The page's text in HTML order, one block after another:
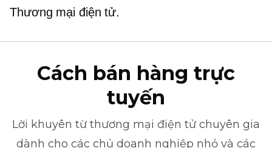
Thương mại điện tử.
Cách bán hàng trực
tuyến
Lời khuyên từ thương mại điện tử chuyên gia
dành cho các chủ doanh nghiệp nhỏ và các